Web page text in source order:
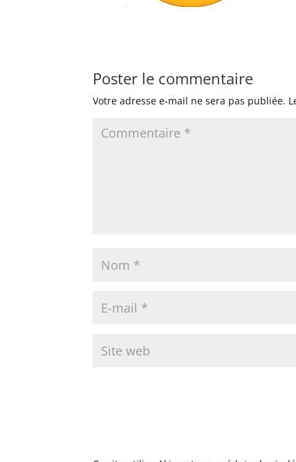
Poster le commentaire
Votre adresse e-mail ne sera pas publiée.